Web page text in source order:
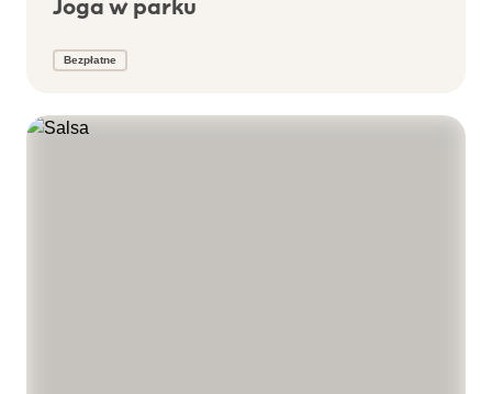
Joga w parku
Bezpłatne